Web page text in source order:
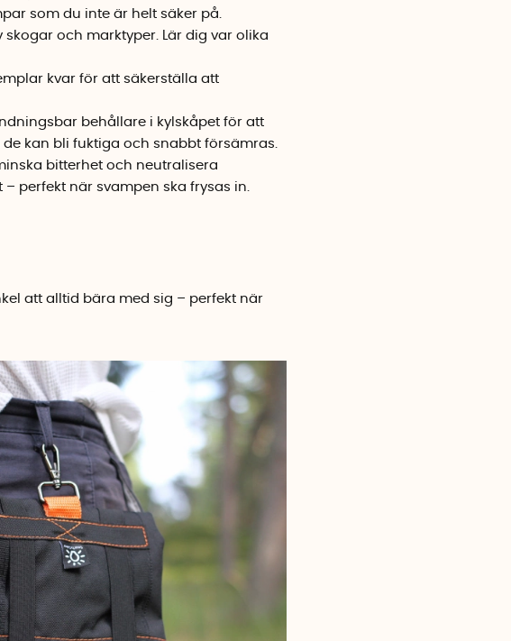
som du inte är helt säker på.
och marktyper. Lär dig var olika
kvar för att säkerställa att
behållare i kylskåpet för att
kan bli fuktiga och snabbt försämras.
bitterhet och neutralisera
perfekt när svampen ska frysas in.
att alltid bära med sig – perfekt när